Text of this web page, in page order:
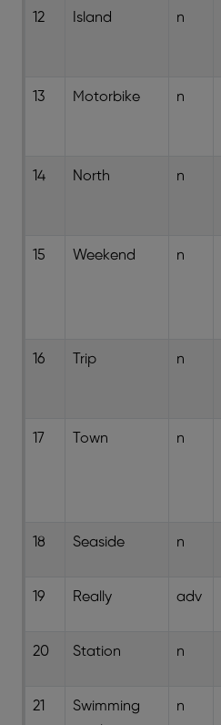
12 Island n
13 Motorbike n
14 North n
15 Weekend n
16 Trip n
17 Town n
18 Seaside n
19 Really adv
20 Station n
21
Swimming
n